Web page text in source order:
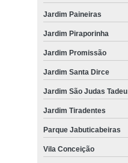
Jardim Paineiras
Jardim Piraporinha
Jardim Promissão
Jardim Santa Dirce
Jardim São Judas Tadeu
Jardim Tiradentes
Parque Jabuticabeiras
Vila Conceição